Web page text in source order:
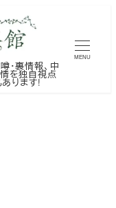
・裏情報、中
情を独自視点
ります!
MENU